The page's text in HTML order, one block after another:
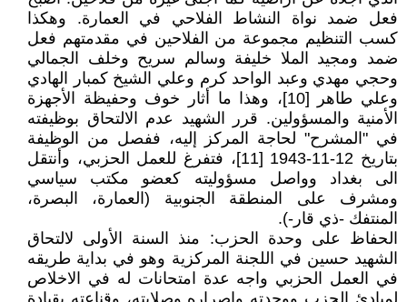
فعل ضمد نواة النشاط الفلاحي في العمارة. وهكذا
كسب التنظيم مجموعة من الفلاحين في مقدمتهم فعل
ضمد ومجيد الملا خليفة وسالم سريح وخلف الجمالي
وحجي مهدي وعبد الواحد كرم وعلي الشيخ كمبار الهادي
وعلي طاهر [10]، وهذا ما أثار خوف وحفيظة الأجهزة
الأمنية والمسؤولين. قرر الشهيد عدم الالتحاق بوظيفته
في "المشرح" لحاجة المركز إليه، ففصل من الوظيفة
بتاريخ 12-11-1943 [11]، فتفرغ للعمل الحزبي، وأنتقل
الى بغداد وواصل مسؤوليته كعضو مكتب سياسي
ومشرف على المنطقة الجنوبية (العمارة، البصرة،
المنتفك -ذي قار-).
الحفاظ على وحدة الحزب: منذ السنة الأولى لالتحاق
الشهيد حسين في اللجنة المركزية وهو في بداية طريقه
في العمل الحزبي واجه عدة امتحانات له في الاخلاص